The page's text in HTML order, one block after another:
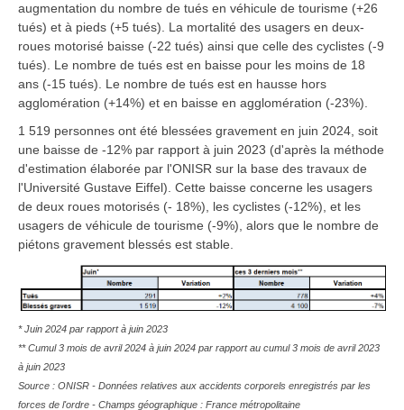
augmentation du nombre de tués en véhicule de tourisme (+26
tués) et à pieds (+5 tués). La mortalité des usagers en deux-
roues motorisé baisse (-22 tués) ainsi que celle des cyclistes (-9
tués). Le nombre de tués est en baisse pour les moins de 18
ans (-15 tués). Le nombre de tués est en hausse hors
agglomération (+14%) et en baisse en agglomération (-23%).
1 519 personnes ont été blessées gravement en juin 2024, soit
une baisse de -12% par rapport à juin 2023 (d'après la méthode
d'estimation élaborée par l'ONISR sur la base des travaux de
l'Université Gustave Eiffel). Cette baisse concerne les usagers
de deux roues motorisés (- 18%), les cyclistes (-12%), et les
usagers de véhicule de tourisme (-9%), alors que le nombre de
piétons gravement blessés est stable.
* Juin 2024 par rapport à juin 2023
** Cumul 3 mois de avril 2024 à juin 2024 par rapport au cumul 3 mois de avril 2023
à juin 2023
Source : ONISR - Données relatives aux accidents corporels enregistrés par les
forces de l'ordre - Champs géographique : France métropolitaine